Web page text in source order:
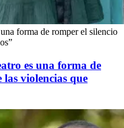
forma de romper el silencio
es una forma de
las violencias que